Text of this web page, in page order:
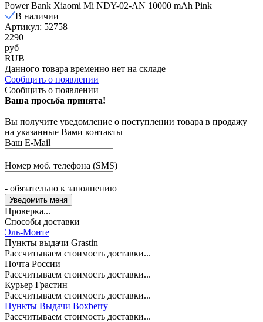
Power Bank Xiaomi Mi NDY-02-AN 10000 mAh Pink
В наличии
Артикул: 52758
2290
руб
RUB
Данного товара временно нет на складе
Сообщить о появлении
Сообщить о появлении
Ваша просьба принята!
Вы получите уведомление о поступлении товара в продажу
на указанные Вами контакты
Ваш E-Mail
Номер моб. телефона (SMS)
- обязательно к заполнению
Проверка...
Способы доставки
Эль-Монте
Пункты выдачи Grastin
Рассчитываем стоимость доставки...
Почта России
Рассчитываем стоимость доставки...
Курьер Грастин
Рассчитываем стоимость доставки...
Пункты Выдачи Boxberry
Рассчитываем стоимость доставки...